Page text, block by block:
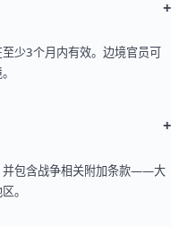
+
少3个月内有效。边境官员可
+
并包含战争相关附加条款——大
。